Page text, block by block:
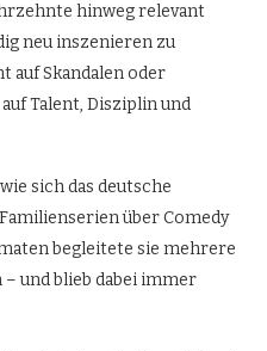
hinweg relevant
neu inszenieren zu
auf Skandalen oder
Talent, Disziplin und
sich das deutsche
über Comedy
begleitete sie mehrere
und blieb dabei immer